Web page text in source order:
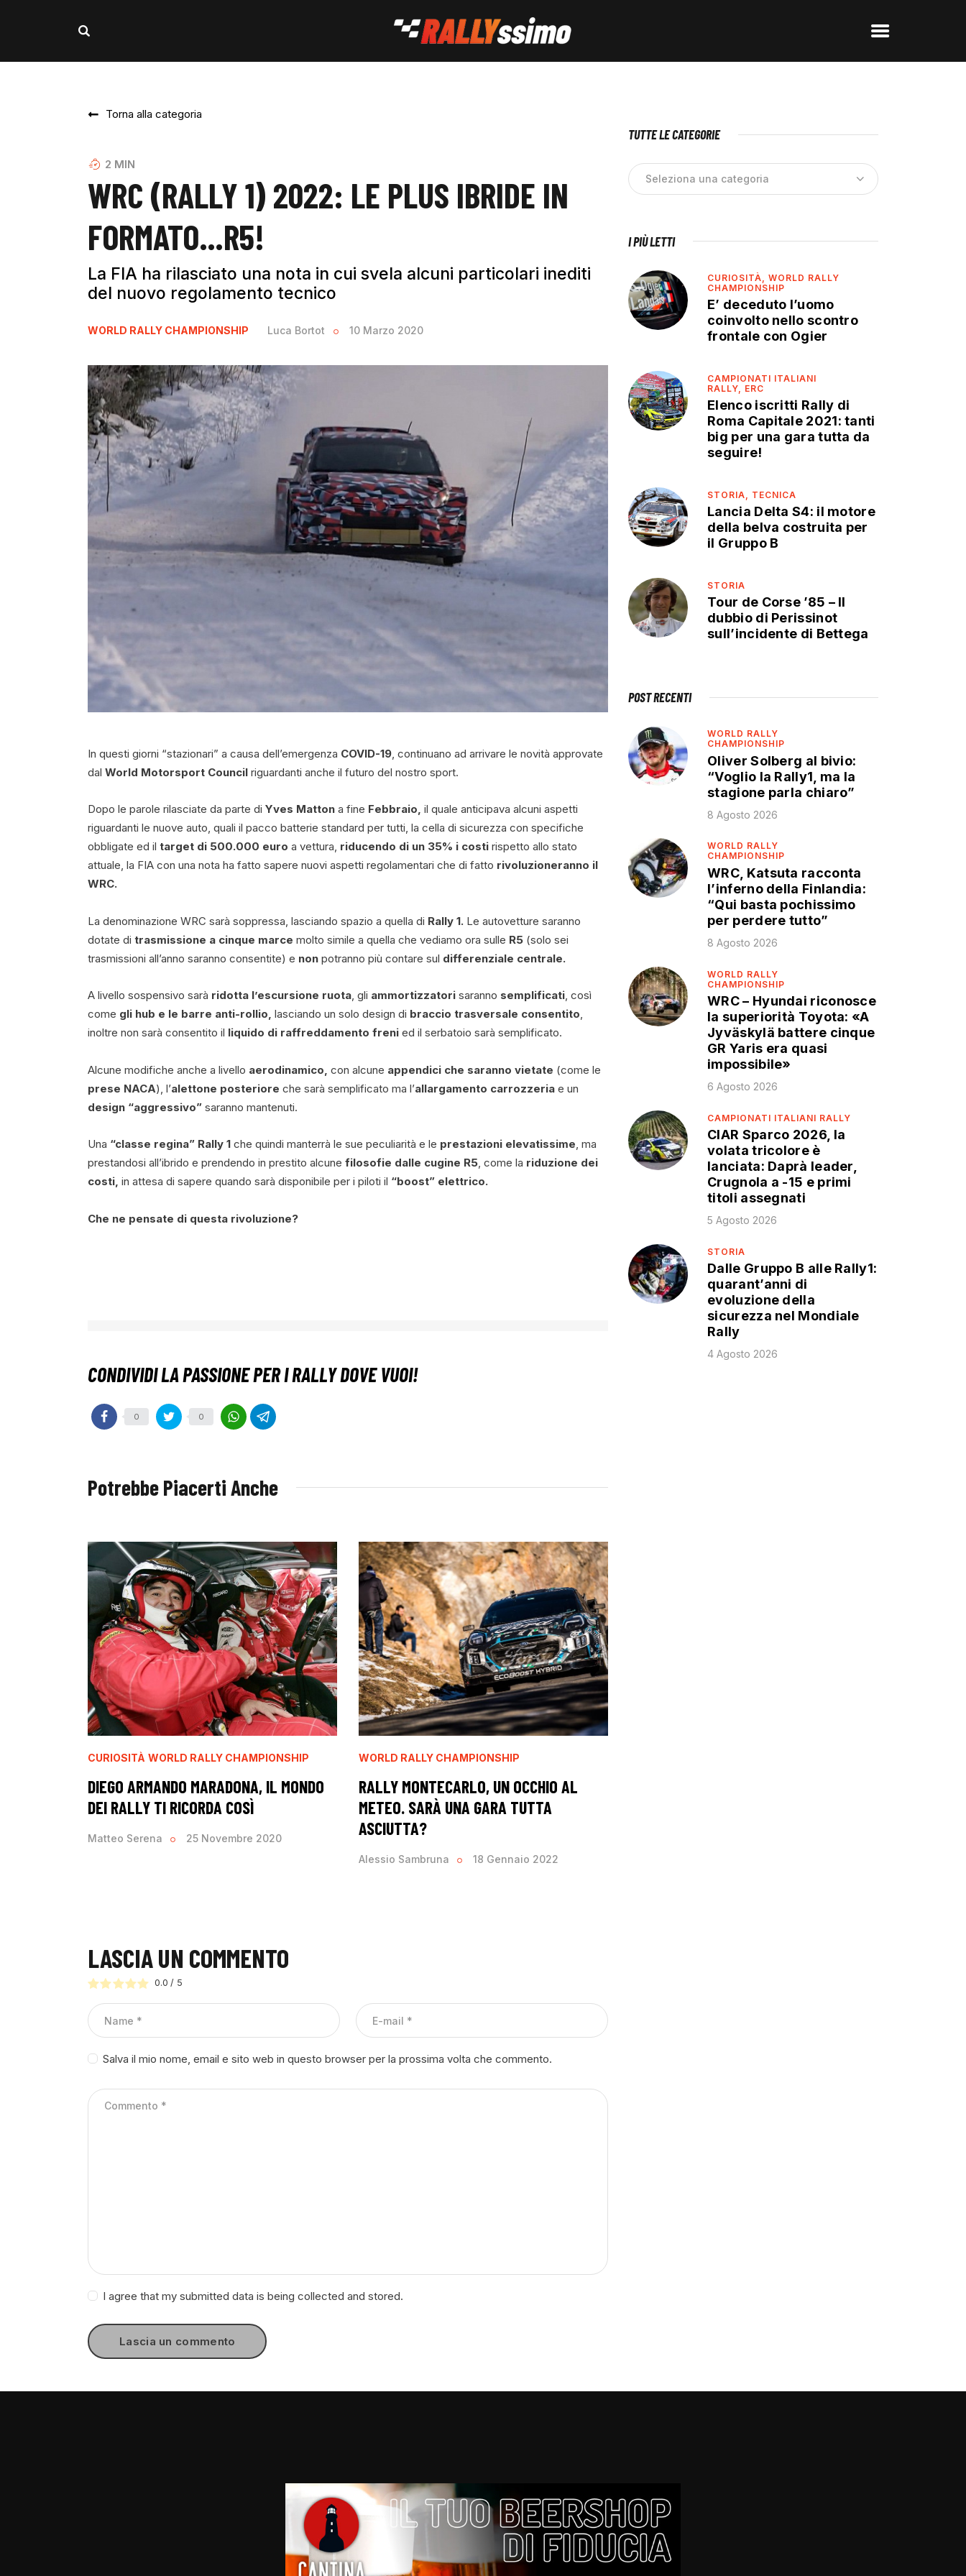
Torna alla categoria
2 MIN
WRC (RALLY 1) 2022: LE PLUS IBRIDE IN
FORMATO…R5!
La FIA ha rilasciato una nota in cui svela alcuni particolari inediti
del nuovo regolamento tecnico
WORLD RALLY CHAMPIONSHIP Luca Bortot 10 Marzo 2020
In questi giorni “stazionari” a causa dell’emergenza COVID-19 , continuano ad arrivare le novità approvate
dal World Motorsport Council riguardanti anche il futuro del nostro sport.
Dopo le parole rilasciate da parte di Yves Matton a fine Febbraio, il quale anticipava alcuni aspetti
riguardanti le nuove auto, quali il pacco batterie standard per tutti, la cella di sicurezza con specifiche
obbligate ed il target di 500.000 euro a vettura, riducendo di un 35% i costi rispetto allo stato
attuale, la FIA con una nota ha fatto sapere nuovi aspetti regolamentari che di fatto rivoluzioneranno il
WRC.
La denominazione WRC sarà soppressa, lasciando spazio a quella di Rally 1. Le autovetture saranno
dotate di trasmissione a cinque marce molto simile a quella che vediamo ora sulle R5 (solo sei
trasmissioni all’anno saranno consentite) e non potranno più contare sul differenziale centrale.
A livello sospensivo sarà ridotta l’escursione ruota, gli ammortizzatori saranno semplificati, così
come gli hub e le barre anti-rollio, lasciando un solo design di braccio trasversale consentito,
inoltre non sarà consentito il liquido di raffreddamento freni ed il serbatoio sarà semplificato.
Alcune modifiche anche a livello aerodinamico, con alcune appendici che saranno vietate (come le
prese NACA), l’alettone posteriore che sarà semplificato ma l’allargamento carrozzeria e un
design “aggressivo” saranno mantenuti.
Una “classe regina” Rally 1 che quindi manterrà le sue peculiarità e le prestazioni elevatissime, ma
prestandosi all’ibrido e prendendo in prestito alcune filosofie dalle cugine R5, come la riduzione dei
costi, in attesa di sapere quando sarà disponibile per i piloti il “boost” elettrico.
Che ne pensate di questa rivoluzione?
0 0
Potrebbe Piacerti Anche
CURIOSITÀ WORLD RALLY CHAMPIONSHIP
DIEGO ARMANDO MARADONA, IL MONDO
DEI RALLY TI RICORDA COSÌ
Matteo Serena 25 Novembre 2020
WORLD RALLY CHAMPIONSHIP
RALLY MONTECARLO, UN OCCHIO AL
METEO. SARÀ UNA GARA TUTTA
ASCIUTTA?
Alessio Sambruna 18 Gennaio 2022
LASCIA UN COMMENTO
0.0 / 5
Salva il mio nome, email e sito web in questo browser per la prossima volta che commento.
I agree that my submitted data is being collected and stored.
TUTTE LE CATEGORIE
I PIÙ LETTI
CURIOSITÀ,WORLD RALLY
CHAMPIONSHIP
E’ deceduto l’uomo
coinvolto nello scontro
frontale con Ogier
CAMPIONATI ITALIANI
RALLY, ERC
Elenco iscritti Rally di
Roma Capitale 2021: tanti
big per una gara tutta da
seguire!
STORIA, TECNICA
Lancia Delta S4: il motore
della belva costruita per
il Gruppo B
STORIA
Tour de Corse ’85 – Il
dubbio di Perissinot
sull’incidente di Bettega
POST RECENTI
WORLD RALLY
CHAMPIONSHIP
Oliver Solberg al bivio:
“Voglio la Rally1, ma la
stagione parla chiaro”
8 Agosto 2026
WORLD RALLY
CHAMPIONSHIP
WRC, Katsuta racconta
l’inferno della Finlandia:
“Qui basta pochissimo
per perdere tutto”
8 Agosto 2026
WORLD RALLY
CHAMPIONSHIP
WRC – Hyundai riconosce
la superiorità Toyota: «A
Jyväskylä battere cinque
GR Yaris era quasi
impossibile»
6 Agosto 2026
CAMPIONATI ITALIANI RALLY
CIAR Sparco 2026, la
volata tricolore è
lanciata: Daprà leader,
Crugnola a -15 e primi
titoli assegnati
5 Agosto 2026
STORIA
Dalle Gruppo B alle Rally1:
quarant’anni di
evoluzione della
sicurezza nel Mondiale
Rally
4 Agosto 2026